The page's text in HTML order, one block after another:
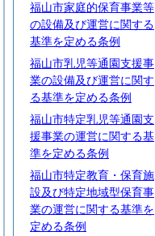
福山市家庭的保育事業等
の設備及び運営に関する
基準を定める条例
福山市乳児等通園支援事
業の設備及び運営に関す
る基準を定める条例
福山市特定乳児等通園支
援事業の運営に関する基
準を定める条例
福山市特定教育・保育施
設及び特定地域型保育事
業の運営に関する基準を
定める条例